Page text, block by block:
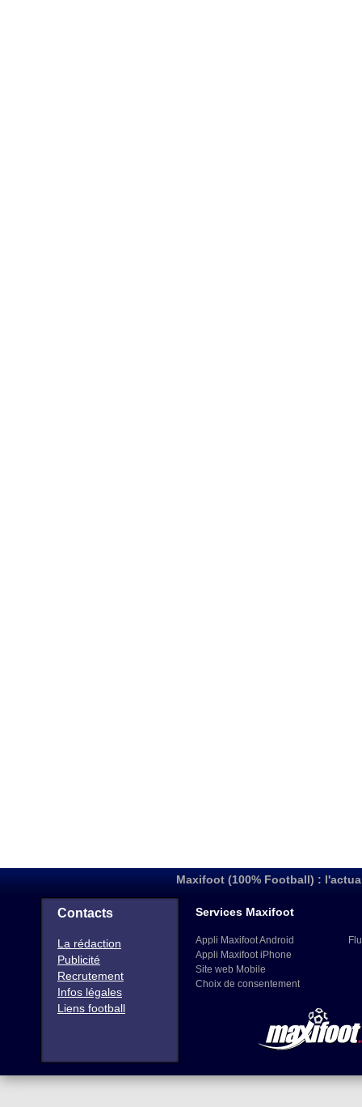
Maxifoot (100% Football) :
Contacts
La rédaction
Publicité
Recrutement
Infos légales
Liens football
Services Maxifoot
Appli Maxifoot Android
Appli Maxifoot iPhone
Site web Mobile
Choix de consentement